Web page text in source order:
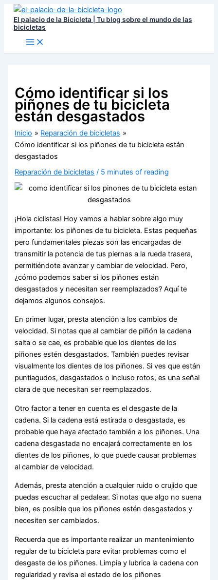
contenido
El palacio de la Bicicleta | Tu blog sobre el mundo de las
bicicletas
Cómo identificar si los
piñones de tu bicicleta
están desgastados
Inicio
Reparación de bicicletas
Cómo identificar si los piñones de tu bicicleta están
desgastados
Reparación de bicicletas / 5 minutes of reading
¡Hola ciclistas! Hoy vamos a hablar sobre algo muy
importante: los piñones de tu bicicleta. Estas pequeñas
pero fundamentales piezas son las encargadas de
transmitir la potencia de tus piernas a la rueda trasera,
permitiéndote avanzar y cambiar de velocidad. Pero,
¿cómo podemos saber si los piñones están
desgastados y necesitan ser reemplazados? Aquí te
dejamos algunos consejos.
En primer lugar, presta atención a los cambios de
velocidad. Si notas que al cambiar de piñón la cadena
salta o se cae, es probable que los dientes de los
piñones estén desgastados. También puedes revisar
visualmente los dientes de los piñones. Si ves que están
puntiagudos, desgastados o incluso rotos, es una señal
clara de que necesitan ser reemplazados.
Otro factor a tener en cuenta es el desgaste de la
cadena. Si la cadena está estirada o desgastada, es
probable que haya afectado también a los piñones. Una
cadena desgastada no encajará correctamente en los
dientes de los piñones, lo que puede causar problemas
al cambiar de velocidad.
Además, presta atención a cualquier ruido o crujido que
puedas escuchar al pedalear. Si notas que algo no suena
bien, es posible que los piñones estén desgastados y
necesiten ser cambiados.
Recuerda que es importante realizar un mantenimiento
regular de tu bicicleta para evitar problemas como el
desgaste de los piñones. Limpia y lubrica la cadena con
regularidad y revisa el estado de los piñones